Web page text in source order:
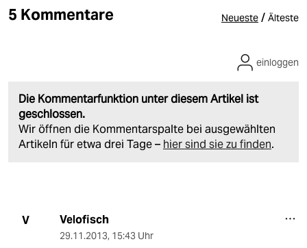
5 Kommentare Neueste / Älteste
Die Kommentarfunktion unter diesem Artikel ist
geschlossen.
Wir öffnen die Kommentarspalte bei ausgewählten
Artikeln für etwa drei Tage – hier sind sie zu finden.
einloggen
V Velofisch
29.11.2013, 15:43 Uhr